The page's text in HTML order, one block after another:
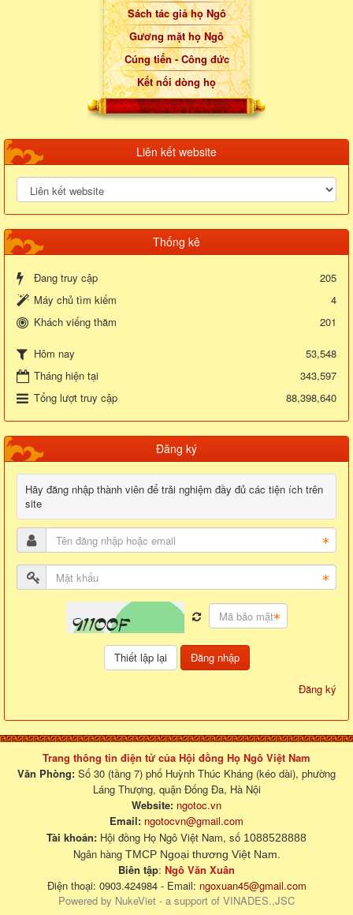
Sách tác giả họ Ngô
Gương mặt họ Ngô
Cúng tiến - Công đức
Kết nối dòng họ
Liên kết website
Thống kê
Đang truy cập
205
Máy chủ tìm kiếm
4
Khách viếng thăm
201
Hôm nay
53,548
Tháng hiện tại
343,597
Tổng lượt truy cập
88,398,640
Đăng ký
Hãy đăng nhập thành viên để trải nghiệm đầy đủ các tiện ích trên
site
Đăng nhập
Đăng ký
Trang thông tin điện tử của Hội đồng Họ Ngô Việt Nam
Văn Phòng: Số 30 (tầng 7) phố Huỳnh Thúc Kháng (kéo dài), phường
Láng Thượng, quận Đống Đa, Hà Nội
Website: ngotoc.vn
Email: ngotocvn@gmail.com
Tài khoản: Hội đồng Họ Ngô Việt Nam, số 1088528888
Ngân hàng TMCP Ngoại thương Việt Nam.
Biên tập: Ngô Văn Xuân
Điện thoại: 0903.424984 - Email: ngoxuan45@gmail.com
Powered by NukeViet - a support of VINADES.,JSC